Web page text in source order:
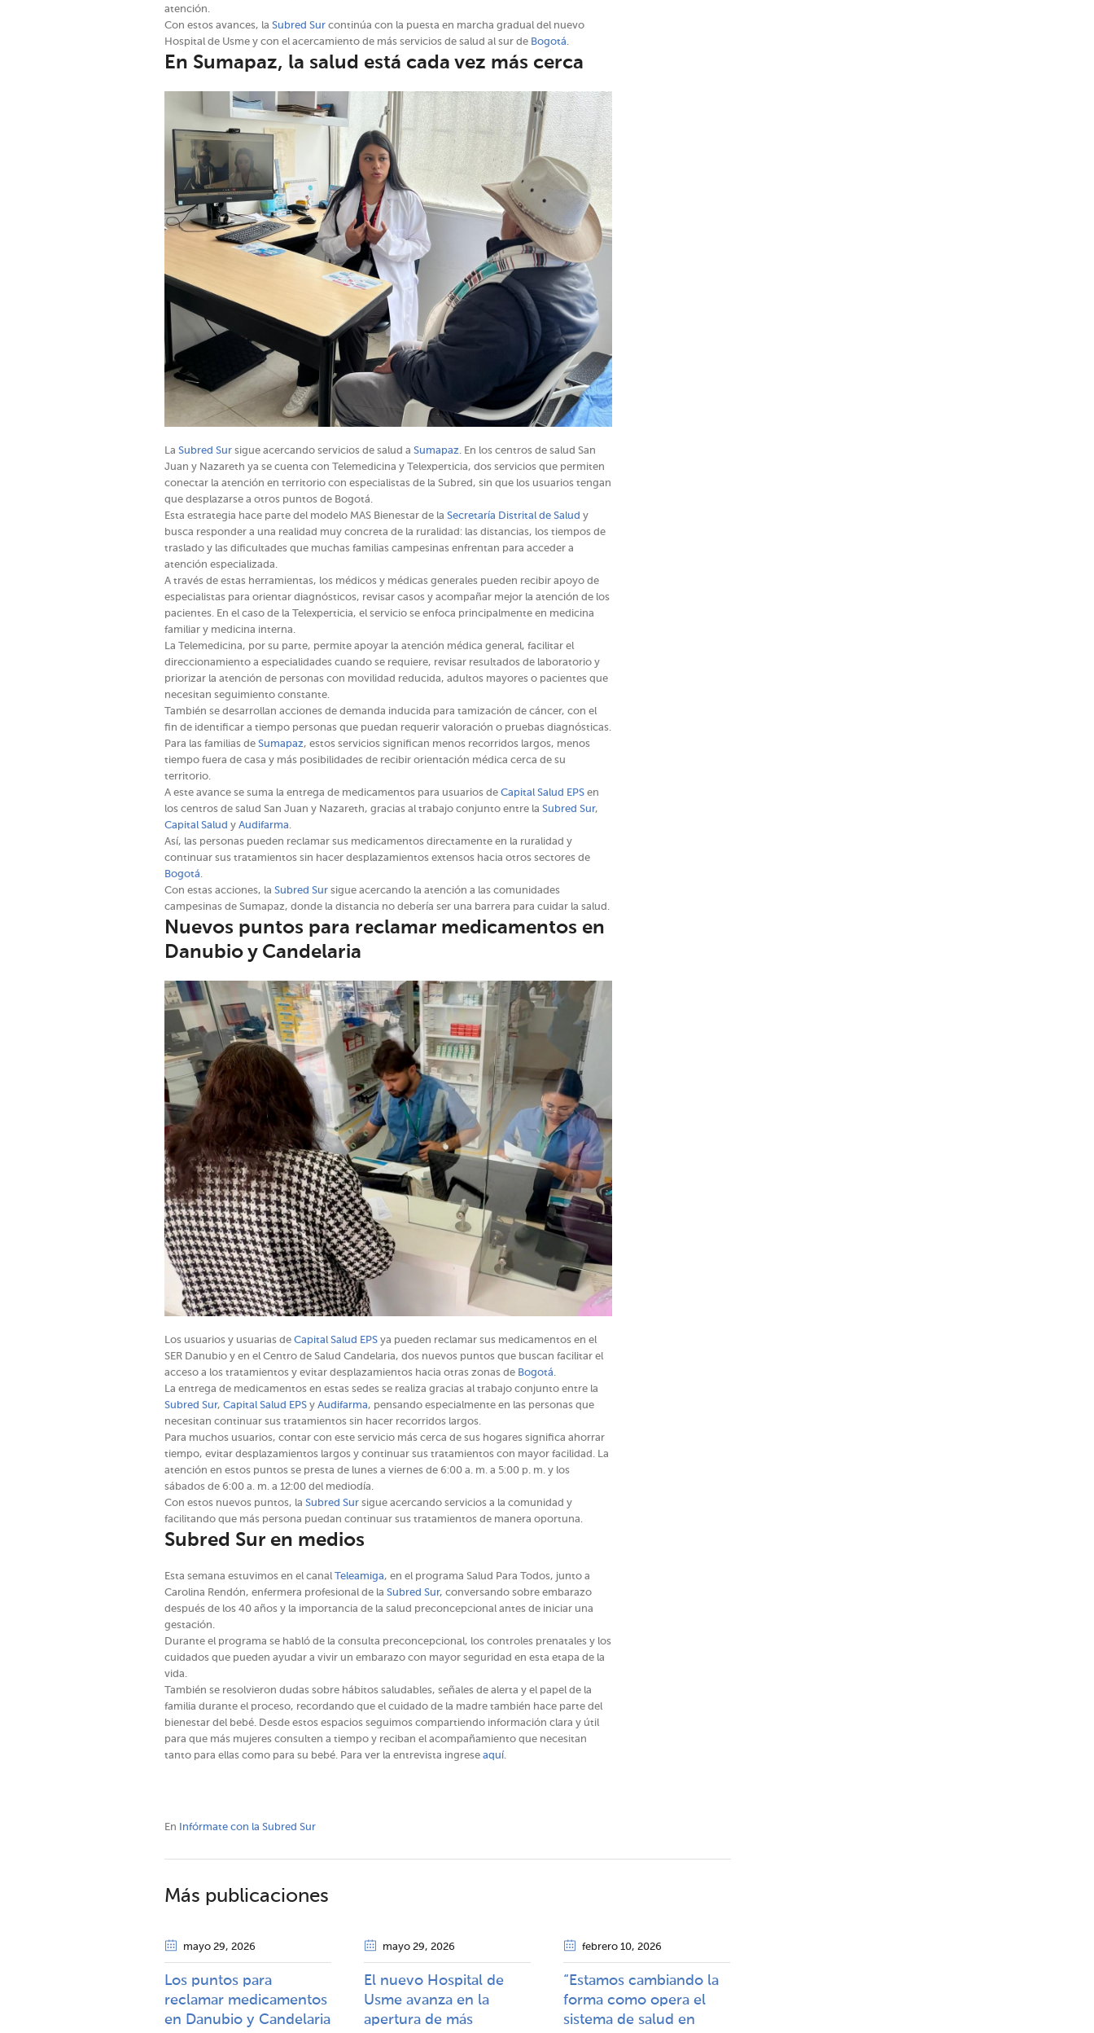
atención.
Con estos avances, la Subred Sur continúa con la puesta en marcha gradual del nuevo
Hospital de Usme y con el acercamiento de más servicios de salud al sur de Bogotá.
En Sumapaz, la salud está cada vez más cerca
La Subred Sur sigue acercando servicios de salud a Sumapaz. En los centros de salud San
Juan y Nazareth ya se cuenta con Telemedicina y Telexperticia, dos servicios que permiten
conectar la atención en territorio con especialistas de la Subred, sin que los usuarios tengan
que desplazarse a otros puntos de Bogotá.
Esta estrategia hace parte del modelo MAS Bienestar de la Secretaría Distrital de Salud y
busca responder a una realidad muy concreta de la ruralidad: las distancias, los tiempos de
traslado y las dificultades que muchas familias campesinas enfrentan para acceder a
atención especializada.
A través de estas herramientas, los médicos y médicas generales pueden recibir apoyo de
especialistas para orientar diagnósticos, revisar casos y acompañar mejor la atención de los
pacientes. En el caso de la Telexperticia, el servicio se enfoca principalmente en medicina
familiar y medicina interna.
La Telemedicina, por su parte, permite apoyar la atención médica general, facilitar el
direccionamiento a especialidades cuando se requiere, revisar resultados de laboratorio y
priorizar la atención de personas con movilidad reducida, adultos mayores o pacientes que
necesitan seguimiento constante.
También se desarrollan acciones de demanda inducida para tamización de cáncer, con el
fin de identificar a tiempo personas que puedan requerir valoración o pruebas diagnósticas.
Para las familias de Sumapaz, estos servicios significan menos recorridos largos, menos
tiempo fuera de casa y más posibilidades de recibir orientación médica cerca de su
territorio.
A este avance se suma la entrega de medicamentos para usuarios de Capital Salud EPS en
los centros de salud San Juan y Nazareth, gracias al trabajo conjunto entre la Subred Sur,
Capital Salud y Audifarma.
Así, las personas pueden reclamar sus medicamentos directamente en la ruralidad y
continuar sus tratamientos sin hacer desplazamientos extensos hacia otros sectores de
Bogotá.
Con estas acciones, la Subred Sur sigue acercando la atención a las comunidades
campesinas de Sumapaz, donde la distancia no debería ser una barrera para cuidar la salud.
Nuevos puntos para reclamar medicamentos en
Danubio y Candelaria
Los usuarios y usuarias de Capital Salud EPS ya pueden reclamar sus medicamentos en el
SER Danubio y en el Centro de Salud Candelaria, dos nuevos puntos que buscan facilitar el
acceso a los tratamientos y evitar desplazamientos hacia otras zonas de Bogotá.
La entrega de medicamentos en estas sedes se realiza gracias al trabajo conjunto entre la
Subred Sur, Capital Salud EPS y Audifarma, pensando especialmente en las personas que
necesitan continuar sus tratamientos sin hacer recorridos largos.
Para muchos usuarios, contar con este servicio más cerca de sus hogares significa ahorrar
tiempo, evitar desplazamientos largos y continuar sus tratamientos con mayor facilidad. La
atención en estos puntos se presta de lunes a viernes de 6:00 a. m. a 5:00 p. m. y los
sábados de 6:00 a. m. a 12:00 del mediodía.
Con estos nuevos puntos, la Subred Sur sigue acercando servicios a la comunidad y
facilitando que más persona puedan continuar sus tratamientos de manera oportuna.
Subred Sur en medios
Esta semana estuvimos en el canal Teleamiga, en el programa Salud Para Todos, junto a
Carolina Rendón, enfermera profesional de la Subred Sur, conversando sobre embarazo
después de los 40 años y la importancia de la salud preconcepcional antes de iniciar una
gestación.
Durante el programa se habló de la consulta preconcepcional, los controles prenatales y los
cuidados que pueden ayudar a vivir un embarazo con mayor seguridad en esta etapa de la
vida.
También se resolvieron dudas sobre hábitos saludables, señales de alerta y el papel de la
familia durante el proceso, recordando que el cuidado de la madre también hace parte del
bienestar del bebé. Desde estos espacios seguimos compartiendo información clara y útil
para que más mujeres consulten a tiempo y reciban el acompañamiento que necesitan
tanto para ellas como para su bebé. Para ver la entrevista ingrese aquí.
En Infórmate con la Subred Sur
Más publicaciones
mayo 29, 2026
Los puntos para
reclamar medicamentos
en Danubio y Candelaria
mayo 29, 2026
El nuevo Hospital de
Usme avanza en la
apertura de más
febrero 10, 2026
“Estamos cambiando la
forma como opera el
sistema de salud en